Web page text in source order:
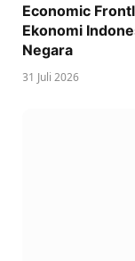
Economic
Ekonomi
Negara
31 Juli 2026